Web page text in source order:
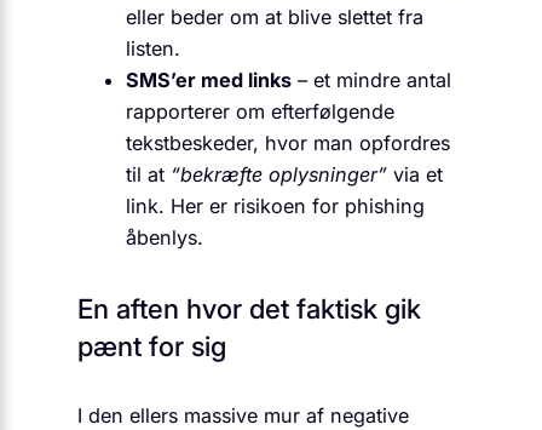
eller beder om at blive slettet fra
listen.
SMS’er med links – et mindre antal
rapporterer om efterfølgende
tekstbeskeder, hvor man opfordres
til at “bekræfte oplysninger” via et
link. Her er risikoen for phishing
åbenlys.
En aften hvor det faktisk gik
pænt for sig
I den ellers massive mur af negative